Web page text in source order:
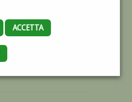
ACCETTA